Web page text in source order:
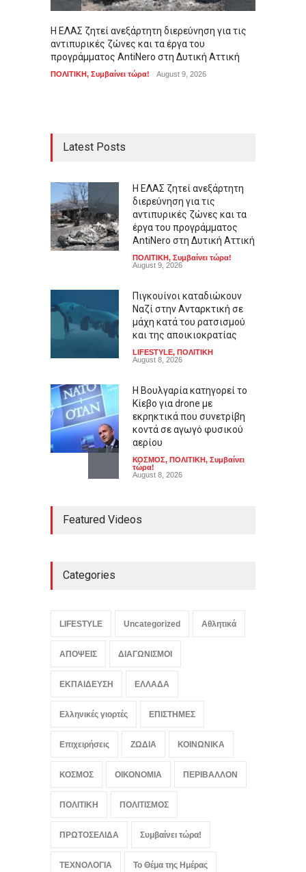
Η ΕΛΑΣ ζητεί ανεξάρτητη διερεύνηση για τις
αντιπυρικές ζώνες και τα έργα του
προγράμματος AntiNero στη Δυτική Αττική
ΠΟΛΙΤΙΚΗ, Συμβαίνει τώρα! August 9, 2026
Latest Posts
Η ΕΛΑΣ ζητεί ανεξάρτητη
διερεύνηση για τις
αντιπυρικές ζώνες και τα
έργα του προγράμματος
AntiNero στη Δυτική Αττική
ΠΟΛΙΤΙΚΗ, Συμβαίνει τώρα!
August 9, 2026
Πιγκουίνοι καταδιώκουν
Ναζί στην Ανταρκτική σε
μάχη κατά του ρατσισμού
και της αποικιοκρατίας
LIFESTYLE, ΠΟΛΙΤΙΚΗ
August 8, 2026
Η Βουλγαρία κατηγορεί το
Κίεβο για drone με
εκρηκτικά που συνετρίβη
κοντά σε αγωγό φυσικού
αερίου
ΚΟΣΜΟΣ, ΠΟΛΙΤΙΚΗ, Συμβαίνει
τώρα!
August 8, 2026
περιοχές: Πάνω από 39
απειλεί τις ευρωπαϊκές
ΟΙΚΟΝΟΜΙΑ
August 8, 2026
Featured Videos
Categories
LIFESTYLE Uncategorized Αθλητικά
ΑΠΟΨΕΙΣ ΔΙΑΓΩΝΙΣΜΟΙ
ΕΚΠΑΙΔΕΥΣΗ ΕΛΛΑΔΑ
Ελληνικές γιορτές ΕΠΙΣΤΗΜΕΣ
Επιχειρήσεις ΖΩΔΙΑ ΚΟΙΝΩΝΙΚΑ
ΚΟΣΜΟΣ ΟΙΚΟΝΟΜΙΑ ΠΕΡΙΒΑΛΛΟΝ
ΠΟΛΙΤΙΚΗ ΠΟΛΙΤΙΣΜΟΣ
ΠΡΩΤΟΣΕΛΙΔΑ Συμβαίνει τώρα!
ΤΕΧΝΟΛΟΓΙΑ Το Θέμα της Ημέρας